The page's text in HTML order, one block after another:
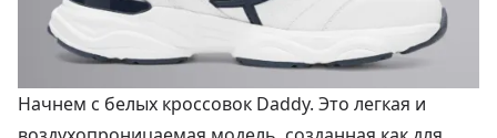
Начнем с белых кроссовок Daddy. Это легкая и